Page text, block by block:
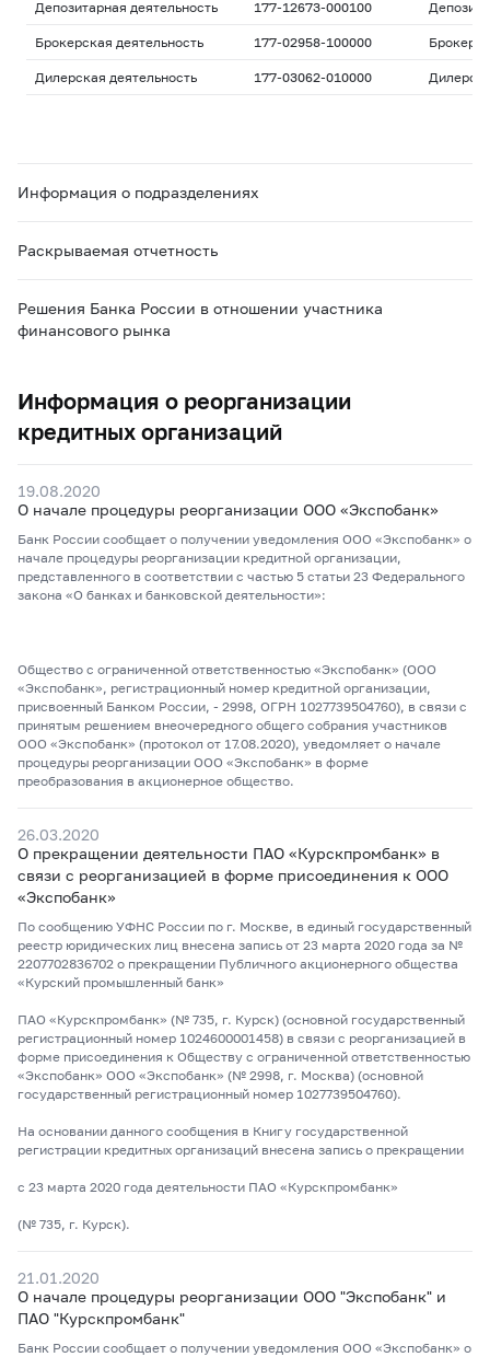
Депозитарная деятельность 177-12673-000100
Брокерская деятельность 177-02958-100000
Дилерская деятельность 177-03062-010000
Информация о подразделениях
Раскрываемая отчетность
Решения Банка России в отношении участника
финансового рынка
Информация о реорганизации
кредитных организаций
19.08.2020
О начале процедуры реорганизации ООО «Экспобанк»
Банк России сообщает о получении уведомления ООО «Экспобанк» о
начале процедуры реорганизации кредитной организации,
представленного в соответствии с частью 5 статьи 23 Федерального
закона «О банках и банковской деятельности»:
Общество с ограниченной ответственностью «Экспобанк» (ООО
«Экспобанк», регистрационный номер кредитной организации,
присвоенный Банком России, - 2998, ОГРН 1027739504760), в связи с
принятым решением внеочередного общего собрания участников
ООО «Экспобанк» (протокол от 17.08.2020), уведомляет о начале
процедуры реорганизации ООО «Экспобанк» в форме
преобразования в акционерное общество.
26.03.2020
О прекращении деятельности ПАО «Курскпромбанк» в
связи с реорганизацией в форме присоединения к ООО
«Экспобанк»
По сообщению УФНС России по г. Москве, в единый государственный
реестр юридических лиц внесена запись от 23 марта 2020 года за №
2207702836702 о прекращении Публичного акционерного общества
«Курский промышленный банк»
ПАО «Курскпромбанк» (№ 735, г. Курск) (основной государственный
регистрационный номер 1024600001458) в связи с реорганизацией в
форме присоединения к Обществу с ограниченной ответственностью
«Экспобанк» ООО «Экспобанк» (№ 2998, г. Москва) (основной
государственный регистрационный номер 1027739504760).
На основании данного сообщения в Книгу государственной
регистрации кредитных организаций внесена запись о прекращении
с 23 марта 2020 года деятельности ПАО «Курскпромбанк»
(№ 735, г. Курск).
21.01.2020
О начале процедуры реорганизации ООО "Экспобанк" и
ПАО "Курскпромбанк"
Банк России сообщает о получении уведомления ООО «Экспобанк» о